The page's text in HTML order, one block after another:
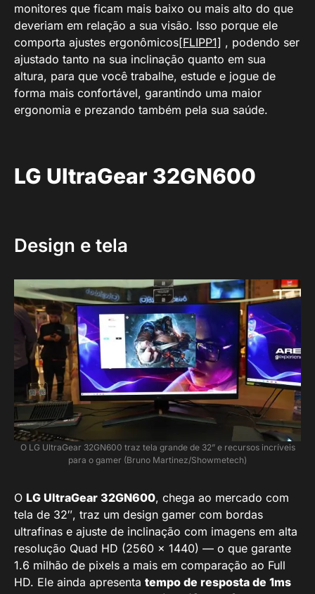
monitores que ficam mais baixo ou mais alto do que
deveriam em relação a sua visão. Isso porque ele
comporta ajustes ergonômicos[FLIPP1] , podendo ser
ajustado tanto na sua inclinação quanto em sua
altura, para que você trabalhe, estude e jogue de
forma mais confortável, garantindo uma maior
ergonomia e prezando também pela sua saúde.
LG UltraGear 32GN600
Design e tela
O LG UltraGear 32GN600 traz tela grande de 32” e recursos incríveis
para o gamer (Bruno Martinez/Showmetech)
O LG UltraGear 32GN600, chega ao mercado com
tela de 32″, traz um design gamer com bordas
ultrafinas e ajuste de inclinação com imagens em alta
resolução Quad HD (2560 x 1440) — o que garante
1.6 milhão de pixels a mais em comparação ao Full
HD. Ele ainda apresenta tempo de resposta de 1ms